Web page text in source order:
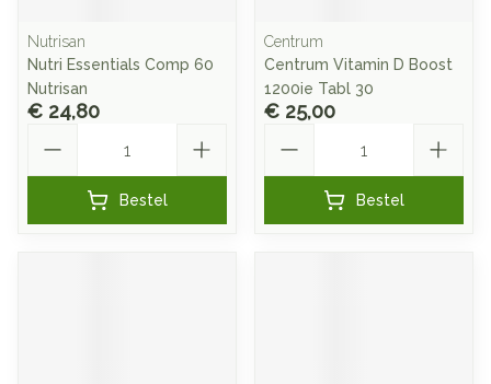
Nutrisan
Nutri Essentials Comp 60
Nutrisan
€ 24,80
Bestel
Centrum
Centrum Vitamin D Boost
1200ie Tabl 30
€ 25,00
Bestel